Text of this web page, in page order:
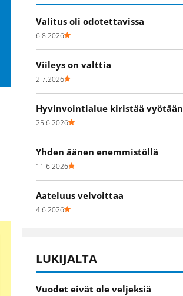
Valitus oli odotettavissa
6.8.2026
Viileys on valttia
2.7.2026
Hyvinvointialue kiristää vyötään
25.6.2026
Yhden äänen enemmistöllä
11.6.2026
Aateluus velvoittaa
4.6.2026
LUKIJALTA
Vuodet eivät ole veljeksiä